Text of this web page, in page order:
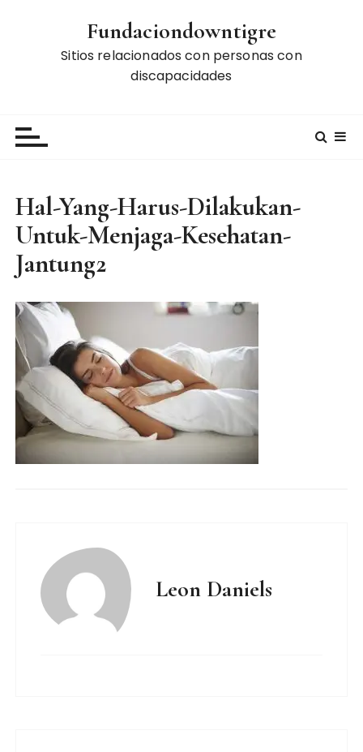
Fundaciondowntigre
Sitios relacionados con personas con
discapacidades
Hal-Yang-Harus-Dilakukan-
Untuk-Menjaga-Kesehatan-
Jantung2
Leon Daniels